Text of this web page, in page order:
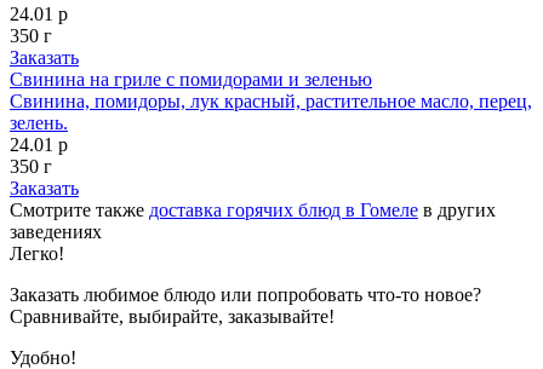
24.01 р
350 г
Заказать
Свинина на гриле с помидорами и зеленью
Свинина, помидоры, лук красный, растительное масло, перец,
зелень.
24.01 р
350 г
Заказать
Смотрите также доставка горячих блюд в Гомеле в других
заведениях
Легко!
Заказать любимое блюдо или попробовать что-то новое?
Сравнивайте, выбирайте, заказывайте!
Удобно!